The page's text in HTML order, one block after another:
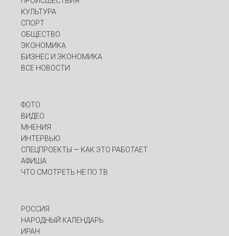
КУЛЬТУРА
СПОРТ
ОБЩЕСТВО
ЭКОНОМИКА
БИЗНЕС И ЭКОНОМИКА
ВСЕ НОВОСТИ
ФОТО
ВИДЕО
МНЕНИЯ
ИНТЕРВЬЮ
CПЕЦПРОЕКТЫ — КАК ЭТО РАБОТАЕТ
АФИША
ЧТО СМОТРЕТЬ НЕ ПО ТВ
РОССИЯ
НАРОДНЫЙ КАЛЕНДАРЬ
ИРАН